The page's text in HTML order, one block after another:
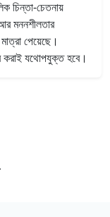
চিন্তা-চেতনায়
মননশীলতার
পেয়েছে।
করাই যথোপযুক্ত হবে।